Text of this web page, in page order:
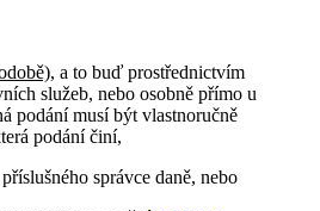
, a to buď prostřednictvím
služeb, nebo osobně přímo u
podání musí být vlastnoručně
podání činí,
správce daně, nebo